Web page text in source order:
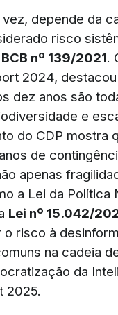
depende da
risco
nº 139/2021.
2024,
dez anos são
e
do CDP mostra
de
apenas
a Lei da Política
Lei nº 15.042/
risco à
na cadeia
da
2025.